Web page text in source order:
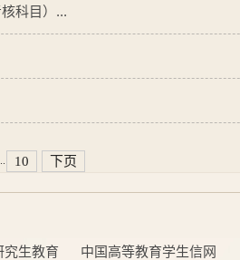
科目）...
10 下页
究生教育
中国高等教育学生信网